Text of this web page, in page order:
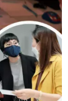
อบด้วยหนังสือ
Food
ผู้บริโภคไทยใน
หารแห่ง
รูปแบบ E-
คา
ลที่ 1 Thai